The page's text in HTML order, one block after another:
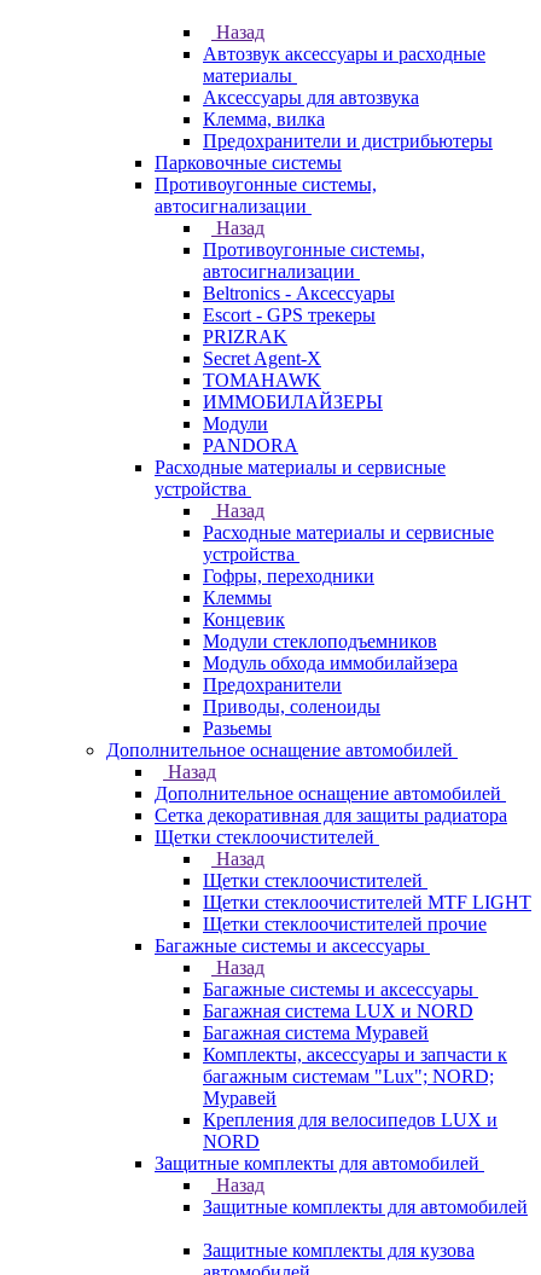
Назад
Автозвук аксессуары и расходные
материалы
Аксессуары для автозвука
Клемма, вилка
Предохранители и дистрибьютеры
Парковочные системы
Противоугонные системы,
автосигнализации
Назад
Противоугонные системы,
автосигнализации
Beltronics - Аксессуары
Escort - GPS трекеры
PRIZRAK
Secret Agent-X
TOMAHAWK
ИММОБИЛАЙЗЕРЫ
Модули
PANDORA
Расходные материалы и сервисные
устройства
Назад
Расходные материалы и сервисные
устройства
Гофры, переходники
Клеммы
Концевик
Модули стеклоподъемников
Модуль обхода иммобилайзера
Предохранители
Приводы, соленоиды
Разьемы
Дополнительное оснащение автомобилей
Назад
Дополнительное оснащение автомобилей
Сетка декоративная для защиты радиатора
Щетки стеклоочистителей
Назад
Щетки стеклоочистителей
Щетки стеклоочистителей MTF LIGHT
Щетки стеклоочистителей прочие
Багажные системы и аксессуары
Назад
Багажные системы и аксессуары
Багажная система LUX и NORD
Багажная система Муравей
Комплекты, аксессуары и запчасти к
багажным системам "Lux"; NORD;
Муравей
Крепления для велосипедов LUX и
NORD
Защитные комплекты для автомобилей
Назад
Защитные комплекты для автомобилей
Защитные комплекты для кузова